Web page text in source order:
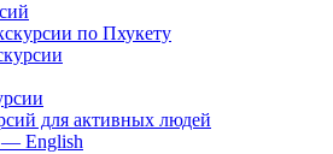
по Пхукету
для активных людей
— English